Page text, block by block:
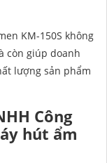
KM-150S không
còn giúp doanh
lượng sản phẩm
Công
hút ẩm